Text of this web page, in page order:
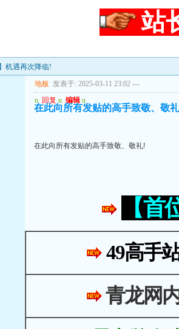
站
机遇再次降临!
地板 发表于: 2025-03-11 23:02 ---
u 回复 u 编辑 u
在此向所有发贴的高手致敬、敬
在此向所有发贴的高手致敬、敬礼!
【
49高手
青龙网